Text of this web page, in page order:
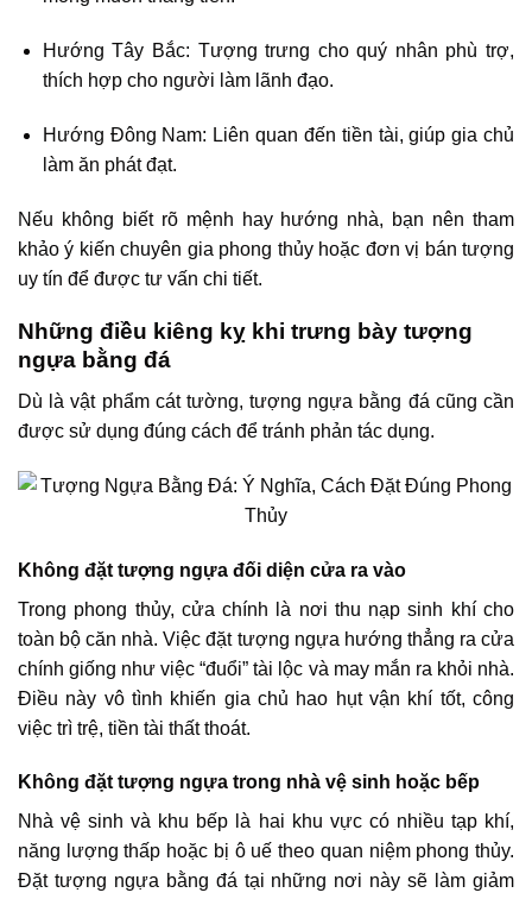
Hướng Tây Bắc: Tượng trưng cho quý nhân phù trợ,
thích hợp cho người làm lãnh đạo.
Hướng Đông Nam: Liên quan đến tiền tài, giúp gia chủ
làm ăn phát đạt.
Nếu không biết rõ mệnh hay hướng nhà, bạn nên tham
khảo ý kiến chuyên gia phong thủy hoặc đơn vị bán tượng
uy tín để được tư vấn chi tiết.
Những điều kiêng kỵ khi trưng bày tượng
ngựa bằng đá
Dù là vật phẩm cát tường, tượng ngựa bằng đá cũng cần
được sử dụng đúng cách để tránh phản tác dụng.
Không đặt tượng ngựa đối diện cửa ra vào
Trong phong thủy, cửa chính là nơi thu nạp sinh khí cho
toàn bộ căn nhà. Việc đặt tượng ngựa hướng thẳng ra cửa
chính giống như việc “đuổi” tài lộc và may mắn ra khỏi nhà.
Điều này vô tình khiến gia chủ hao hụt vận khí tốt, công
việc trì trệ, tiền tài thất thoát.
Không đặt tượng ngựa trong nhà vệ sinh hoặc bếp
Nhà vệ sinh và khu bếp là hai khu vực có nhiều tạp khí,
năng lượng thấp hoặc bị ô uế theo quan niệm phong thủy.
Đặt tượng ngựa bằng đá tại những nơi này sẽ làm giảm